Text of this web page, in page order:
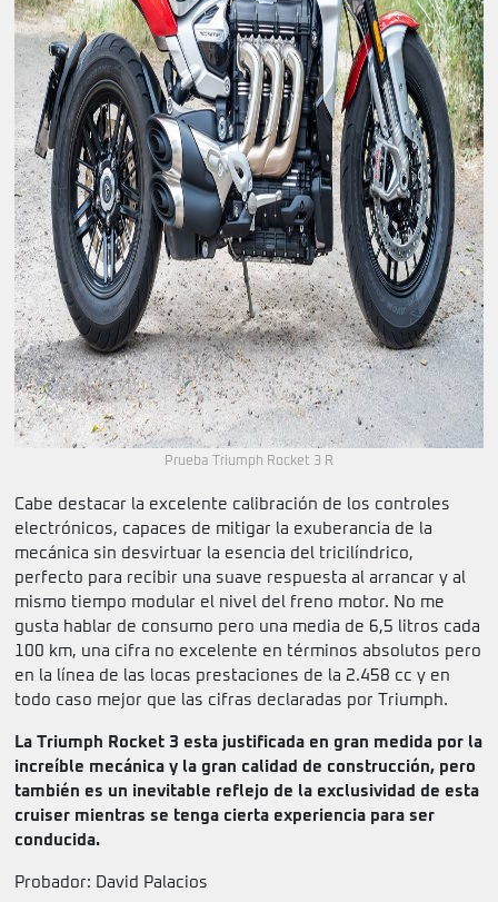
Prueba Triumph Rocket 3 R
Cabe destacar la excelente calibración de los controles
electrónicos, capaces de mitigar la exuberancia de la
mecánica sin desvirtuar la esencia del tricilíndrico,
perfecto para recibir una suave respuesta al arrancar y al
mismo tiempo modular el nivel del freno motor. No me
gusta hablar de consumo pero una media de 6,5 litros cada
100 km, una cifra no excelente en términos absolutos pero
en la línea de las locas prestaciones de la 2.458 cc y en
todo caso mejor que las cifras declaradas por Triumph.
La Triumph Rocket 3 esta justificada en gran medida por la
increíble mecánica y la gran calidad de construcción, pero
también es un inevitable reflejo de la exclusividad de esta
cruiser mientras se tenga cierta experiencia para ser
conducida.
Probador: David Palacios